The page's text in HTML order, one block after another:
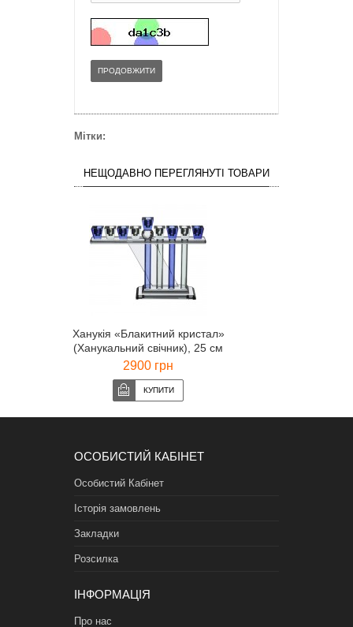
ПРОДОВЖИТИ
Мітки:
НЕЩОДАВНО ПЕРЕГЛЯНУТІ ТОВАРИ
Ханукія «Блакитний кристал»
(Ханукальний свічник), 25 см
2900 грн
ОСОБИСТИЙ КАБІНЕТ
Особистий Кабінет
Історія замовлень
Закладки
Розсилка
ІНФОРМАЦІЯ
Про нас